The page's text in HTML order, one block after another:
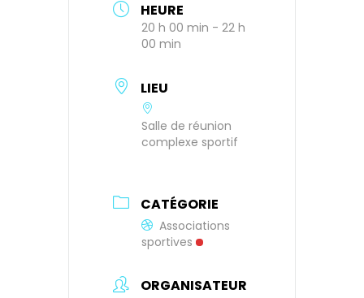
HEURE
20 h 00 min - 22 h
00 min
LIEU
Salle de réunion
complexe sportif
CATÉGORIE
Associations
sportives
ORGANISATEUR